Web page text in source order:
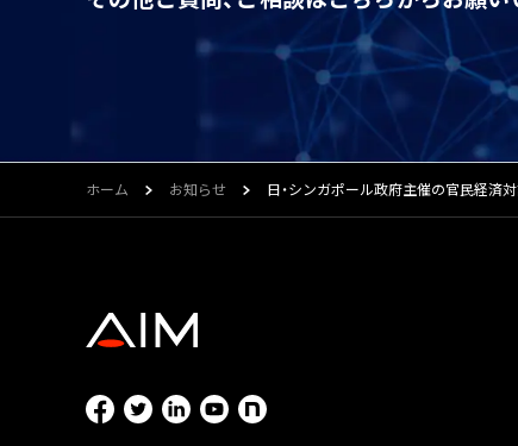
ホーム お知らせ 日・シンガポール政府主催の官民経済